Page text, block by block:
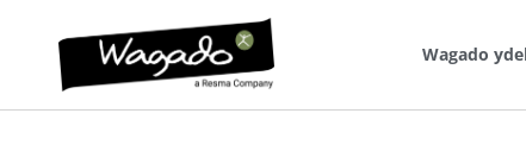
Wagado